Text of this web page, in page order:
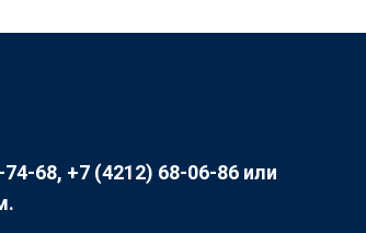
68, +7 (4212) 68-06-86 или